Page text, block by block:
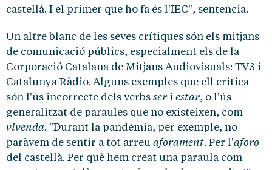
castellà. I el primer que ho fa és l'IEC", sentencia.
Un altre blanc de les seves crítiques són els mitjans
de comunicació públics, especialment els de la
Corporació Catalana de Mitjans Audiovisuals: TV3 i
Catalunya Ràdio. Alguns exemples que ell critica
són l'ús incorrecte dels verbs seri estar, o l'ús
generalitzat de paraules que no existeixen, com
vivenda. "Durant la pandèmia, per exemple, no
paràvem de sentir a tot arreu aforament. Per l'aforo
del castellà. Per què hem creat una paraula com